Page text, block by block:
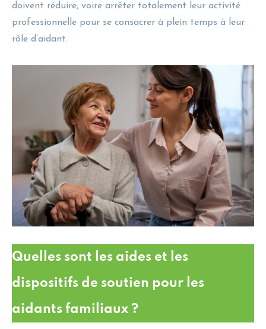
doivent réduire, voire arrêter totalement leur activité
professionnelle pour se consacrer à plein temps à leur
rôle d’aidant.
Quelles sont les aides et les
dispositifs de soutien pour les
aidants familiaux ?